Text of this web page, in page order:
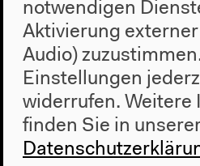
notwendigen
Aktivierung
Audio)
Einstellungen
widerrufen. Weitere
finden Sie in